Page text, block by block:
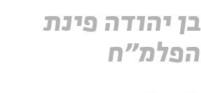
בן יהודה פינת
הפלמ"ח